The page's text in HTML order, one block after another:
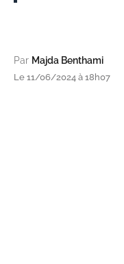
Par Majda Benthami
Le 11/06/2024 à 18h07